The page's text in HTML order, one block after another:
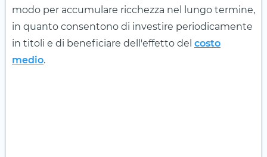
modo per accumulare ricchezza nel lungo termine,
in quanto consentono di investire periodicamente
in titoli e di beneficiare dell'effetto del costo
medio.